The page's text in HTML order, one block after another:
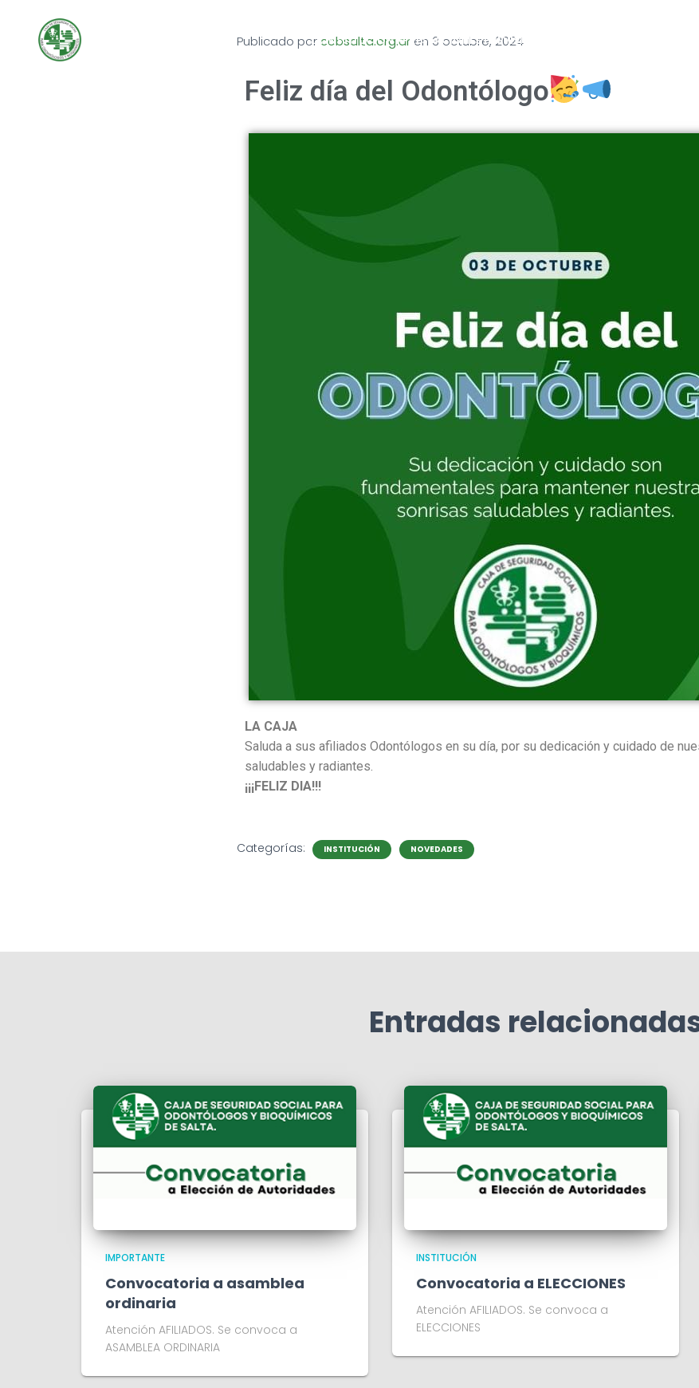
LA INSTITUCIÓN PRESTACIONES PREVISIONALES
Publicado por cobsalta.org.ar en 3 octubre, 2024
Feliz día del Odontólogo
LA CAJA
Saluda a sus afiliados Odontólogos en su día, por su dedicación y cuidado de
saludables y radiantes.
¡¡¡FELIZ DIA!!!
Categorías: INSTITUCIÓN NOVEDADES
Entradas
IMPORTANTE
Convocatoria a asamblea
ordinaria
Atención AFILIADOS. Se convoca a
ASAMBLEA ORDINARIA
INSTITUCIÓN
Convocatoria a ELECCIONES
Atención AFILIADOS. Se convoca a
ELECCIONES